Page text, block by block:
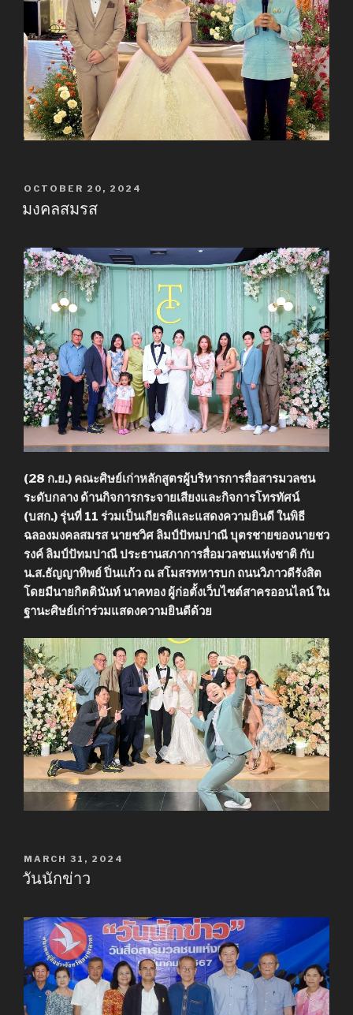
POSTED
ON
OCTOBER 20, 2024
มงคลสมรส
(28 ก.ย.) คณะศิษย์เก่าหลักสูตรผู้บริหารการสื่อสารมวลชน
ระดับกลาง ด้านกิจการกระจายเสียงและกิจการโทรทัศน์
(บสก.) รุ่นที่ 11 ร่วมเป็นเกียรติและแสดงความยินดี ในพิธี
ฉลองมงคลสมรส นายชวิศ ลิมป์ปัทมปาณี บุตรชายของนายชว
รงค์ ลิมป์ปัทมปาณี ประธานสภาการสื่อมวลชนแห่งชาติ กับ
น.ส.ธัญญาทิพย์ ปิ่นแก้ว ณ สโมสรทหารบก ถนนวิภาวดีรังสิต
โดยมีนายกิตตินันท์ นาคทอง ผู้ก่อตั้งเว็บไซต์สาครออนไลน์ ใน
ฐานะศิษย์เก่าร่วมแสดงความยินดีด้วย
POSTED
ON
MARCH 31, 2024
วันนักข่าว